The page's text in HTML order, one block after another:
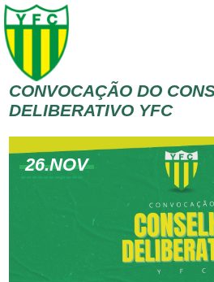
CONVOCAÇÃO DO
DELIBERATIVO YFC
26.NOV